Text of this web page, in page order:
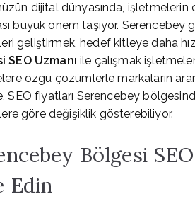
dijital dünyasında, işletmelerin
büyük önem taşıyor.
geliştirmek, hedef kitleye daha
SEO Uzmanı ile çalışmak
özgü çözümlerle markaların
SEO fiyatları Serencebey
göre değişiklik gösterebiliyor.
Bölgesi
Edin